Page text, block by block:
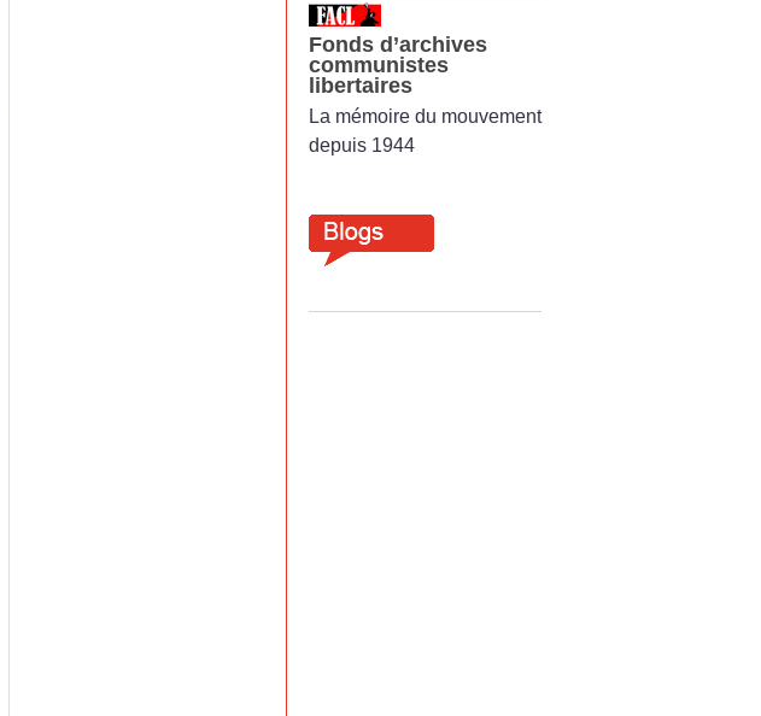
Fonds d’archives
communistes
libertaires
La mémoire du mouvement
depuis 1944